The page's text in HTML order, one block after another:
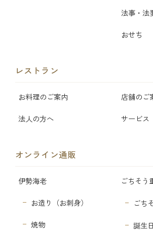
法事・法
おせち
レストラン
お料理のご案内 店舗のご
法人の方へ サービス
オンライン通販
伊勢海老
お造り（お刺身）
焼物
ごちそう
ごち
誕生